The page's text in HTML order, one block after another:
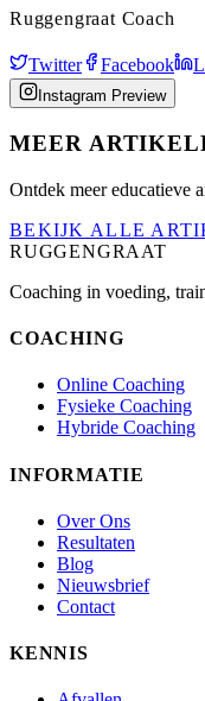
Ruggengraat Coach
Twitter Facebook
Instagram Preview
MEER
Ontdek meer educatieve
BEKIJK ALLE
RUGGENGRAAT
Coaching in voeding,
COACHING
Online Coaching
Fysieke Coaching
Hybride Coaching
INFORMATIE
Over Ons
Resultaten
Blog
Nieuwsbrief
Contact
KENNIS